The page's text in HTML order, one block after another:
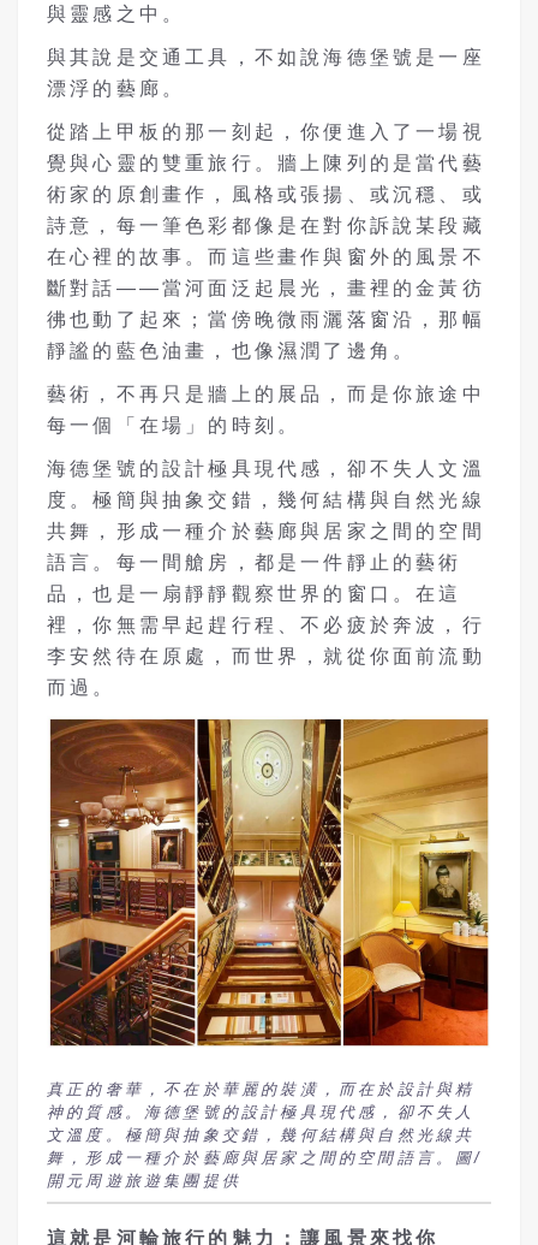
與靈感之中。
與其說是交通工具，不如說海德堡號是一座
漂浮的藝廊。
從踏上甲板的那一刻起，你便進入了一場視
覺與心靈的雙重旅行。牆上陳列的是當代藝
術家的原創畫作，風格或張揚、或沉穩、或
詩意，每一筆色彩都像是在對你訴說某段藏
在心裡的故事。而這些畫作與窗外的風景不
斷對話——當河面泛起晨光，畫裡的金黃彷
彿也動了起來；當傍晚微雨灑落窗沿，那幅
靜謐的藍色油畫，也像濕潤了邊角。
藝術，不再只是牆上的展品，而是你旅途中
每一個「在場」的時刻。
海德堡號的設計極具現代感，卻不失人文溫
度。極簡與抽象交錯，幾何結構與自然光線
共舞，形成一種介於藝廊與居家之間的空間
語言。每一間艙房，都是一件靜止的藝術
品，也是一扇靜靜觀察世界的窗口。在這
裡，你無需早起趕行程、不必疲於奔波，行
李安然待在原處，而世界，就從你面前流動
而過。
真正的奢華，不在於華麗的裝潢，而在於設計與精
神的質感。海德堡號的設計極具現代感，卻不失人
文溫度。極簡與抽象交錯，幾何結構與自然光線共
舞，形成一種介於藝廊與居家之間的空間語言。圖/
開元周遊旅遊集團提供
這就是河輪旅行的魅力：讓風景來找你